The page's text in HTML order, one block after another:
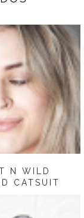
N WILD
CATSUIT